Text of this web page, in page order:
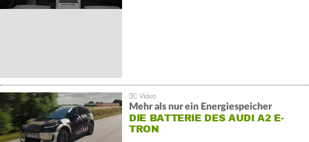
Mehr als nur ein Energiespeicher
DIE BATTERIE DES AUDI A2 E-
TRON